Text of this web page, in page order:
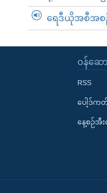
ရေဒီယိုအစီအစဉ်
၀န်ဆော
RSS
ပေါ့ဒ်က
နေ့စဉ်အီ